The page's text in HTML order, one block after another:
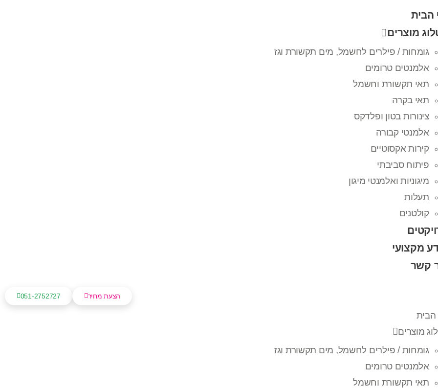
הבית
מוצרים
גומחות / פילרים לחשמל, מים תקשורת וגז
אלמנטים טרומים
תאי תקשורת וחשמל
תאי בקרה
צינורות בטון ופלדקס
אלמנטי קבורה
קירות אקסוטיים
פיתוח סביבתי
מיגוניות ואלמנטי מיגון
תעלות
קולטנים
מקצועי
קשר
הבית
מוצרים
גומחות / פילרים לחשמל, מים תקשורת וגז
אלמנטים טרומים
תאי תקשורת וחשמל
051-2752727 הצעת מחיר